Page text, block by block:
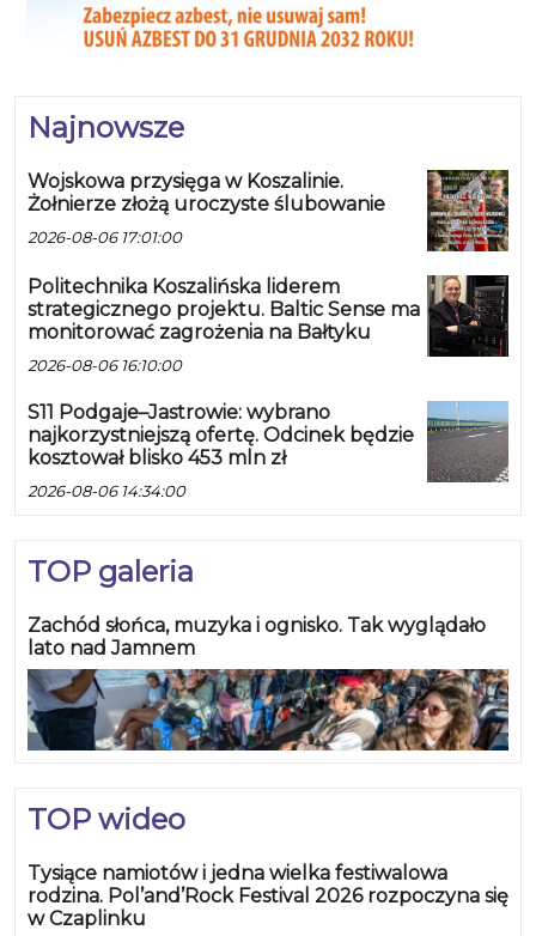
Najnowsze
Wojskowa przysięga w Koszalinie.
Żołnierze złożą uroczyste ślubowanie
2026-08-06 17:01:00
Politechnika Koszalińska liderem
strategicznego projektu. Baltic Sense ma
monitorować zagrożenia na Bałtyku
2026-08-06 16:10:00
S11 Podgaje–Jastrowie: wybrano
najkorzystniejszą ofertę. Odcinek będzie
kosztował blisko 453 mln zł
2026-08-06 14:34:00
TOP galeria
Zachód słońca, muzyka i ognisko. Tak wyglądało
lato nad Jamnem
TOP wideo
Tysiące namiotów i jedna wielka festiwalowa
rodzina. Pol’and’Rock Festival 2026 rozpoczyna się
w Czaplinku